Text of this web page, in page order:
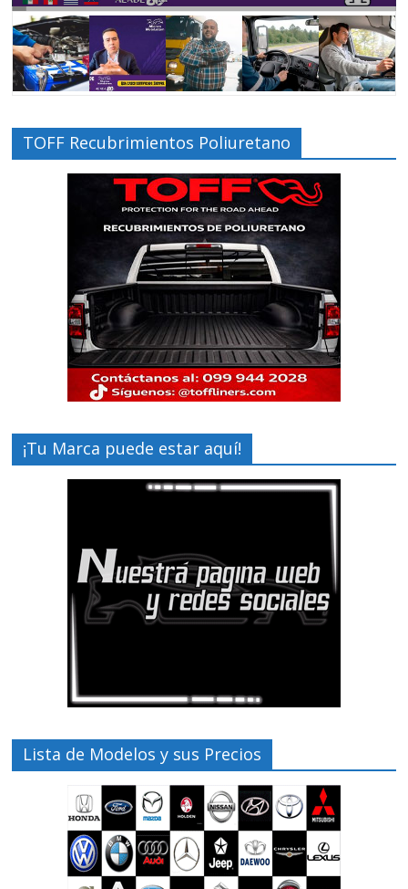
TOFF Recubrimientos Poliuretano
¡Tu Marca puede estar aquí!
Lista de Modelos y sus Precios